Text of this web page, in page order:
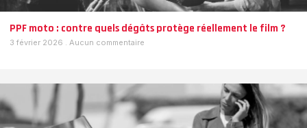
PPF moto : contre quels dégâts protège réellement le film ?
3 février 2026 Aucun commentaire